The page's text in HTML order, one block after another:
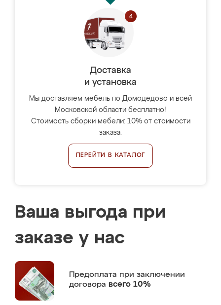
Доставка
и установка
Мы доставляем мебель по Домодедово и всей
Московской области бесплатно!
Стоимость сборки мебели: 10% от стоимости
заказа.
ПЕРЕЙТИ В КАТАЛОГ
Ваша выгода при
заказе у нас
Предоплата при заключении
договора всего 10%